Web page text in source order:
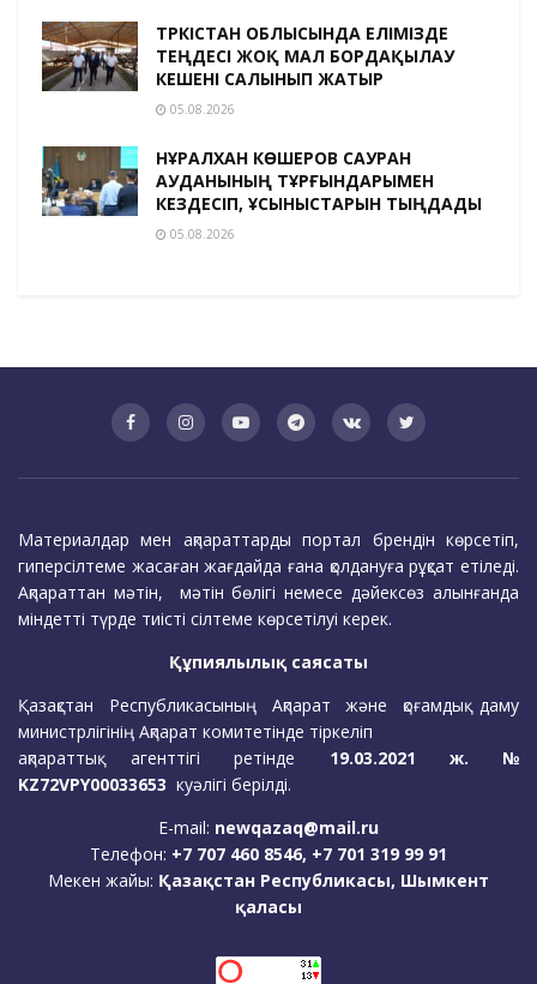
ТҮРКІСТАН ОБЛЫСЫНДА ЕЛІМІЗДЕ
ТЕҢДЕСІ ЖОҚ МАЛ БОРДАҚЫЛАУ
КЕШЕНІ САЛЫНЫП ЖАТЫР
05.08.2026
НҰРАЛХАН КӨШЕРОВ САУРАН
АУДАНЫНЫҢ ТҰРҒЫНДАРЫМЕН
КЕЗДЕСІП, ҰСЫНЫСТАРЫН ТЫҢДАДЫ
05.08.2026
Материалдар мен ақпараттарды портал брендін көрсетіп,
гиперсілтеме жасаған жағдайда ғана қолдануға рұқсат етіледі.
Ақпараттан мәтін, мәтін бөлігі немесе дәйексөз алынғанда
міндетті түрде тиісті сілтеме көрсетілуі керек.
Құпиялылық саясаты
Қазақстан Республикасының Ақпарат және қоғамдық даму
министрлігінің Ақпарат комитетінде тіркеліп
ақпараттық агенттігі ретінде 19.03.2021 ж. №
KZ72VPY00033653 куәлігі берілді.
E-mail: newqazaq@mail.ru
Телефон: +7 707 460 8546, +7 701 319 99 91
Мекен жайы: Қазақстан Республикасы, Шымкент
қаласы